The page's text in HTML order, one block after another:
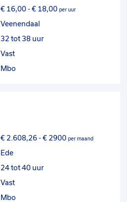
€ 16,00- € 18,00 per uur
Veenendaal
32 tot 38 uur
Vast
Mbo
€ 2.608,26- € 2900 per maand
Ede
24 tot 40 uur
Vast
Mbo